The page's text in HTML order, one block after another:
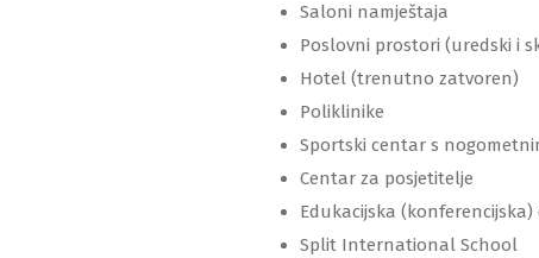
Saloni namještaja
Poslovni prostori (uredski i
Hotel (trenutno zatvoren)
Poliklinike
Sportski centar s
Centar za posjetitelje
Edukacijska
Split International School